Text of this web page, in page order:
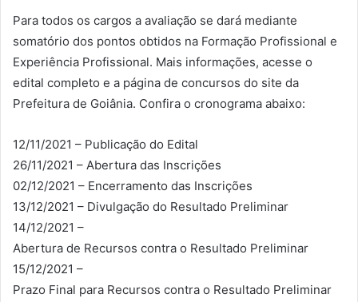
Para todos os cargos a avaliação se dará mediante
somatório dos pontos obtidos na Formação Profissional e
Experiência Profissional. Mais informações, acesse o
edital completo e a página de concursos do site da
Prefeitura de Goiânia. Confira o cronograma abaixo:
12/11/2021 – Publicação do Edital
26/11/2021 – Abertura das Inscrições
02/12/2021 – Encerramento das Inscrições
13/12/2021 – Divulgação do Resultado Preliminar
14/12/2021 –
Abertura de Recursos contra o Resultado Preliminar
15/12/2021 –
Prazo Final para Recursos contra o Resultado Preliminar